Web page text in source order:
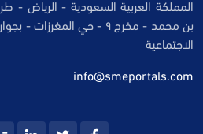
المملكة العربية السعودية - الرياض -
بن محمد - مخرج ٩ - حي
الاجتماعية
info@smeportals.com